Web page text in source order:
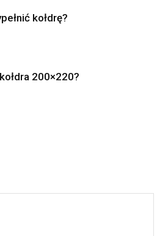
kołdrę?
200×220?